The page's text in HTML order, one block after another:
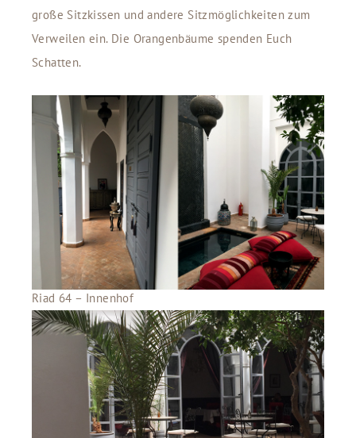
große Sitzkissen und andere Sitzmöglichkeiten zum
Verweilen ein. Die Orangenbäume spenden Euch
Schatten.
Riad 64 – Innenhof